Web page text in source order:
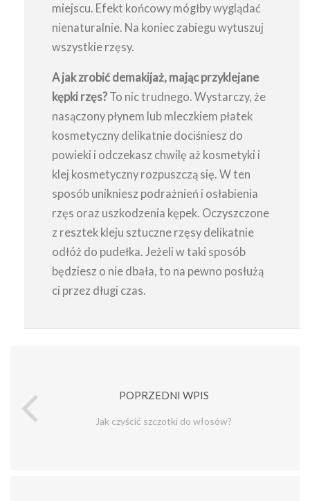
miejscu. Efekt końcowy mógłby wyglądać
nienaturalnie. Na koniec zabiegu wytuszuj
wszystkie rzęsy.
A jak zrobić demakijaż, mając przyklejane
kępki rzęs? To nic trudnego. Wystarczy, że
nasączony płynem lub mleczkiem płatek
kosmetyczny delikatnie dociśniesz do
powieki i odczekasz chwilę aż kosmetyki i
klej kosmetyczny rozpuszczą się. W ten
sposób unikniesz podrażnień i osłabienia
rzęs oraz uszkodzenia kępek. Oczyszczone
z resztek kleju sztuczne rzęsy delikatnie
odłóż do pudełka. Jeżeli w taki sposób
będziesz o nie dbała, to na pewno posłużą
ci przez długi czas.
POPRZEDNI WPIS
Jak czyścić szczotki do włosów?